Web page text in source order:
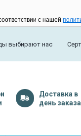
с нашей
выбирают нас
Доставка в
день заказа